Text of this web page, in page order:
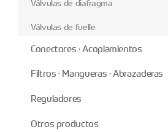
Válvulas de diafragma
Válvulas de fuelle
Conectores · Acoplamientos
Filtros · Mangueras · Abrazaderas
Reguladores
Otros productos